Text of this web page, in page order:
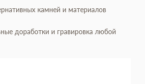
камней и материалов
доработки и гравировка любой